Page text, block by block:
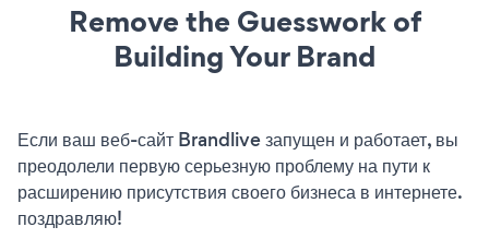
Remove the Guesswork of
Building Your Brand
Если ваш веб-сайт Brandlive запущен и работает, вы
преодолели первую серьезную проблему на пути к
расширению присутствия своего бизнеса в интернете.
поздравляю!